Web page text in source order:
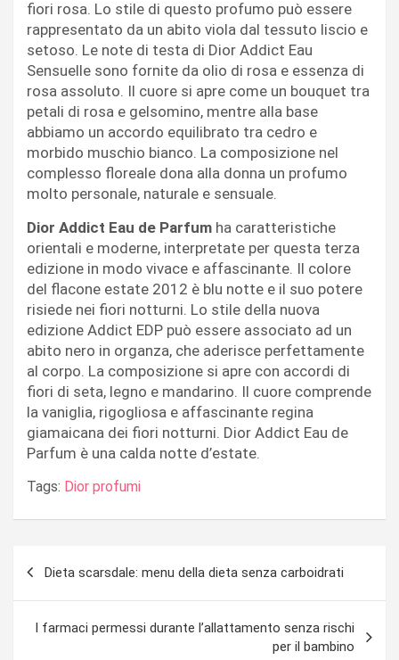
fiori rosa. Lo stile di questo profumo può essere
rappresentato da un abito viola dal tessuto liscio e
setoso. Le note di testa di Dior Addict Eau
Sensuelle sono fornite da olio di rosa e essenza di
rosa assoluto. Il cuore si apre come un bouquet tra
petali di rosa e gelsomino, mentre alla base
abbiamo un accordo equilibrato tra cedro e
morbido muschio bianco. La composizione nel
complesso floreale dona alla donna un profumo
molto personale, naturale e sensuale.
Dior Addict Eau de Parfum ha caratteristiche
orientali e moderne, interpretate per questa terza
edizione in modo vivace e affascinante. Il colore
del flacone estate 2012 è blu notte e il suo potere
risiede nei fiori notturni. Lo stile della nuova
edizione Addict EDP può essere associato ad un
abito nero in organza, che aderisce perfettamente
al corpo. La composizione si apre con accordi di
fiori di seta, legno e mandarino. Il cuore comprende
la vaniglia, rigogliosa e affascinante regina
giamaicana dei fiori notturni. Dior Addict Eau de
Parfum è una calda notte d’estate.
Tags: Dior profumi
Dieta scarsdale: menu della dieta senza carboidrati
I farmaci permessi durante l’allattamento senza rischi
per il bambino